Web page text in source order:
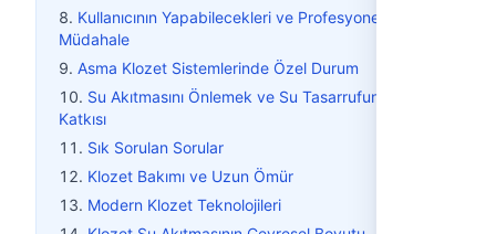
Kullanıcının Yapabilecekleri ve Profesyonel
Müdahale
Asma Klozet Sistemlerinde Özel Durum
Su Akıtmasını Önlemek ve Su Tasarrufuna
Katkısı
Sık Sorulan Sorular
Klozet Bakımı ve Uzun Ömür
Modern Klozet Teknolojileri